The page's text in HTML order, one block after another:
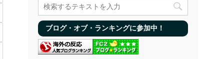
ブログ・オブ・ランキングに参加中！